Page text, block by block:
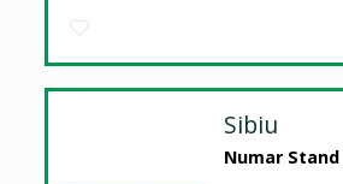
Sibiu
Numar Stand